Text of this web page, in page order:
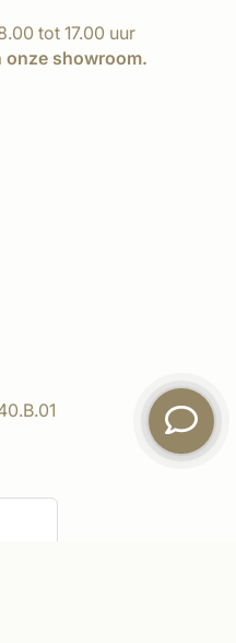
tot 17.00 uur
onze showroom.